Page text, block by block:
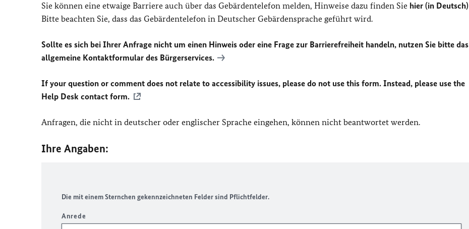
Sie können eine etwaige Barriere auch über das Gebärdentelefon melden, Hinweise dazu finden Sie hier (in Deutsch)
Bitte beachten Sie, dass das Gebärdentelefon in Deutscher Gebärdensprache geführt wird.
Sollte es sich bei Ihrer Anfrage nicht um einen Hinweis oder eine Frage zur Barrierefreiheit handeln, nutzen Sie bitte das
allgemeine Kontaktformular des Bürgerservices.
If your question or comment does not relate to accessibility issues, please do not use this form. Instead, please use the
Help Desk contact form.
Anfragen, die nicht in deutscher oder englischer Sprache eingehen, können nicht beantwortet werden.
Ihre Angaben:
Die mit einem Sternchen gekennzeichneten Felder sind Pflichtfelder.
Anrede